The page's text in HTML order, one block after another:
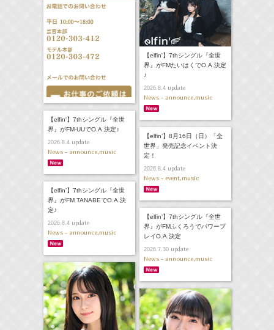
【elfin'】7thシングル『全世
界』がFMたいはくでO.A.決定
♪
2026.8.4update
News - announce,music
【elfin'】7thシングル『全世
界』がFM-UUでO.A.決定♪
2026.8.4update
News - announce,music
【elfin’】8月16日（日）「全
世界」発売記念イベント決
定！
2026.8.4update
News - event,music
【elfin’】7thシングル『全世
界』がFM TANABEでO.A.決
定♪
2026.8.4update
News - announce,music
【elfin’】7thシングル『全世
界』がFMふくろうでパワープ
レイO.A.決定
2026.7.30update
News - announce,music